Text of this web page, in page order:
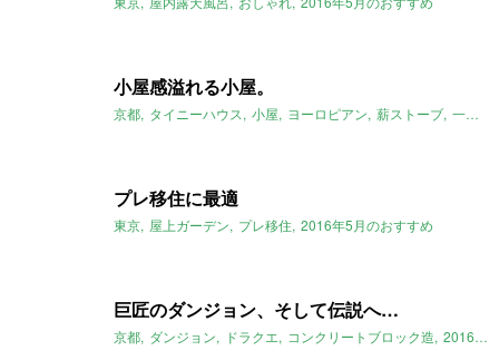
小屋感溢れる小屋。
京都 タイニーハウス 小屋 ヨーロピアン 薪ストーブ 一軒家
プレ移住に最適
東京 屋上ガーデン プレ移住 2016年5月のおすすめ
巨匠のダンジョン、そして伝説へ…
京都 ダンジョン ドラクエ コンクリートブロック造 2016年5月のおすすめ